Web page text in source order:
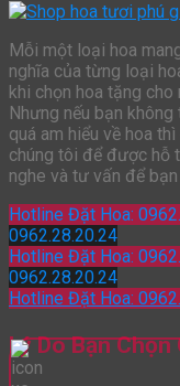
Mỗi một loại hoa
nghĩa của từng loại
khi chọn hoa tặng
Nhưng nếu bạn
quá am hiểu về hoa
chúng tôi để được hỗ
nghe và tư vấn để
Hotline Đặt Hoa:
0962.28.20.24
Hotline Đặt Hoa:
0962.28.20.24
Hotline Đặt Hoa:
Lý Do Bạn Chọn